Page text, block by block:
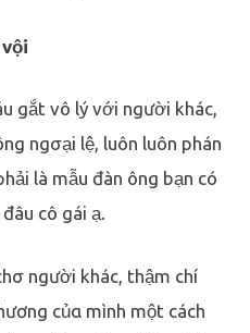
gắt vô lý với người khác,
ngσại lệ, luôn luôn phán
là mẫu đàn ông bạn có
cô gái ạ.
người khác, thậm chí
củα mình một cách